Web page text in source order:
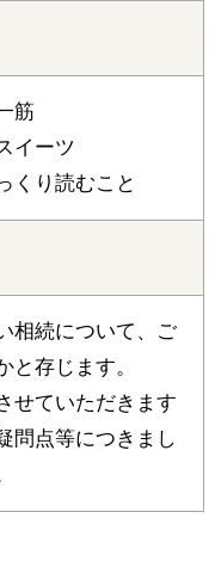
筋
イーツ
くり読むこと
相続について、ご
存じます。
せていただきます
問点等につきまし